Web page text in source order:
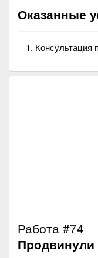
Оказанные
Консультация
Работа #74